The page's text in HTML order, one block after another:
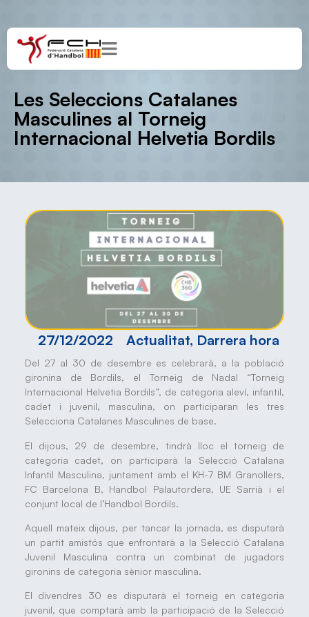
Les Seleccions Catalanes
Masculines al Torneig
Internacional Helvetia Bordils
27/12/2022 Actualitat, Darrera hora
Del 27 al 30 de desembre es celebrarà, a la població
gironina de Bordils, el Torneig de Nadal “Torneig
Internacional Helvetia Bordils”, de categoria aleví, infantil,
cadet i juvenil, masculina, on participaran les tres
Selecciona Catalanes Masculines de base.
El dijous, 29 de desembre, tindrà lloc el torneig de
categoria cadet, on participarà la Selecció Catalana
Infantil Masculina, juntament amb el KH-7 BM Granollers,
FC Barcelona B, Handbol Palautordera, UE Sarrià i el
conjunt local de l’Handbol Bordils.
Aquell mateix dijous, per tancar la jornada, es disputarà
un partit amistós que enfrontarà a la Selecció Catalana
Juvenil Masculina contra un combinat de jugadors
gironins de categoria sènior masculina.
El divendres 30 es disputarà el torneig en categoria
juvenil, que comptarà amb la participació de la Selecció